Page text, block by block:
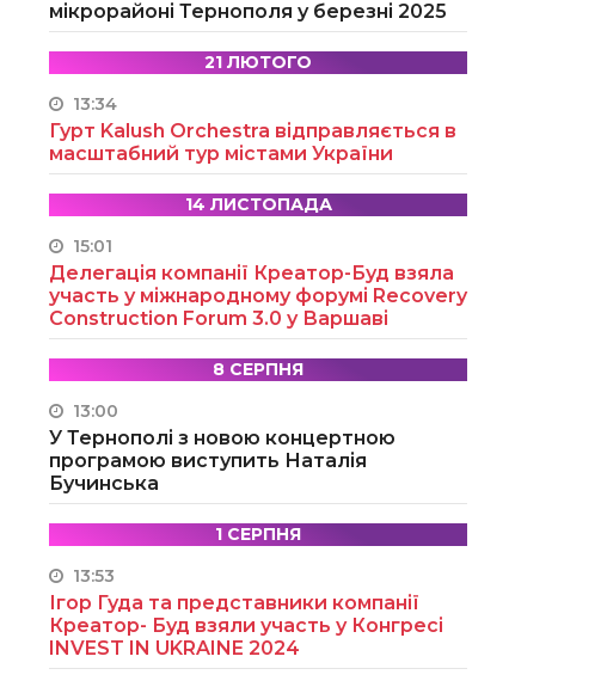
мікрорайоні Тернополя у березні 2025
21 ЛЮТОГО
13:34
Гурт Kalush Orchestra відправляється в
масштабний тур містами України
14 ЛИСТОПАДА
15:01
Делегація компанії Креатор-Буд взяла
участь у міжнародному форумі Recovery
Construction Forum 3.0 у Варшаві
8 СЕРПНЯ
13:00
У Тернополі з новою концертною
програмою виступить Наталія
Бучинська
1 СЕРПНЯ
13:53
Ігор Гуда та представники компанії
Креатор- Буд взяли участь у Конгресі
INVEST IN UKRAINE 2024